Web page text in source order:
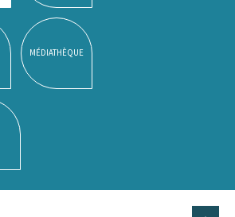
MÉDIATHÈQUE